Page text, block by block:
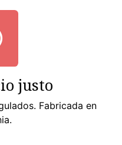
justo
Fabricada en